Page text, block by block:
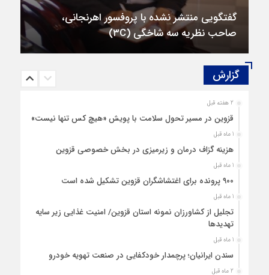
گفتگویی منتشر نشده با پروفسور اهرنجانی،
صاحب نظریه سه‌ شاخگی (۳C)
گزارش‌
2 هفته قبل
قزوین در مسیر تحول سلامت با پویش «هیچ‌ کس تنها نیست»
1 ماه قبل
هزینه‌ گزاف درمان و زیرمیزی در بخش خصوصی قزوین
1 ماه قبل
۹۰۰ پرونده برای اغتشاشگران قزوین تشکیل شده است
1 ماه قبل
تجلیل از کشاورزان نمونه استان قزوین/ امنیت غذایی زیر سایه
تهدیدها
1 ماه قبل
سندن ایرانیان؛ پرچمدار خودکفایی در صنعت تهویه خودرو
2 ماه قبل